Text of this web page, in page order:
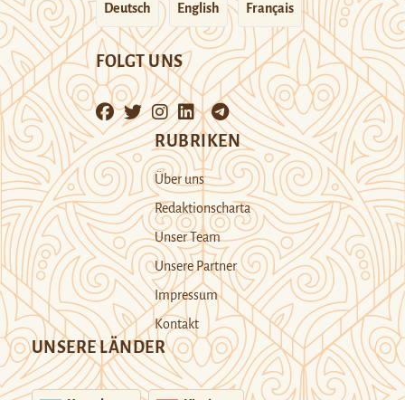
Deutsch English Français
FOLGT UNS
RUBRIKEN
Über uns
Redaktionscharta
Unser Team
Unsere Partner
Impressum
Kontakt
UNSERE LÄNDER